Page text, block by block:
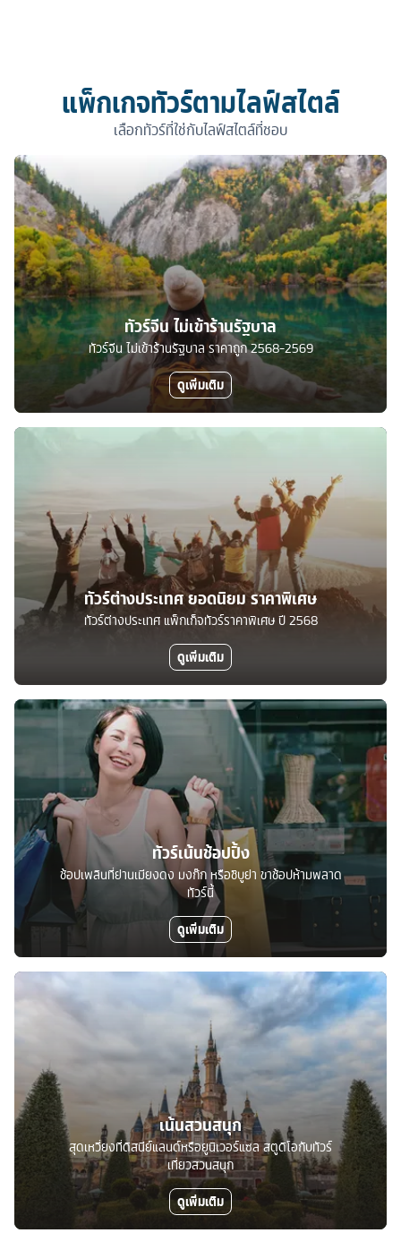
แพ็กเกจทัวร์ตามไลฟ์สไตล์
เลือกทัวร์ที่ใช่กับไลฟ์สไตล์ที่ชอบ
ทัวร์จีน ไม่เข้าร้านรัฐบาล
ทัวร์จีน ไม่เข้าร้านรัฐบาล ราคาถูก 2568-2569
ดูเพิ่มเติม
ทัวร์ต่างประเทศ ยอดนิยม ราคาพิเศษ
ทัวร์ต่างประเทศ แพ็กเก็จทัวร์ราคาพิเศษ ปี 2568
ดูเพิ่มเติม
ทัวร์เน้นช้อปปิ้ง
ช้อปเพลินที่ย่านเมียงดง มงก๊ก หรือชิบูย่า ขาช้อปห้ามพลาด
ทัวร์นี้
ดูเพิ่มเติม
เน้นสวนสนุก
สุดเหวี่ยงที่ดิสนีย์แลนด์หรือยูนิเวอร์แซล สตูดิโอกับทัวร์
เที่ยวสวนสนุก
ดูเพิ่มเติม